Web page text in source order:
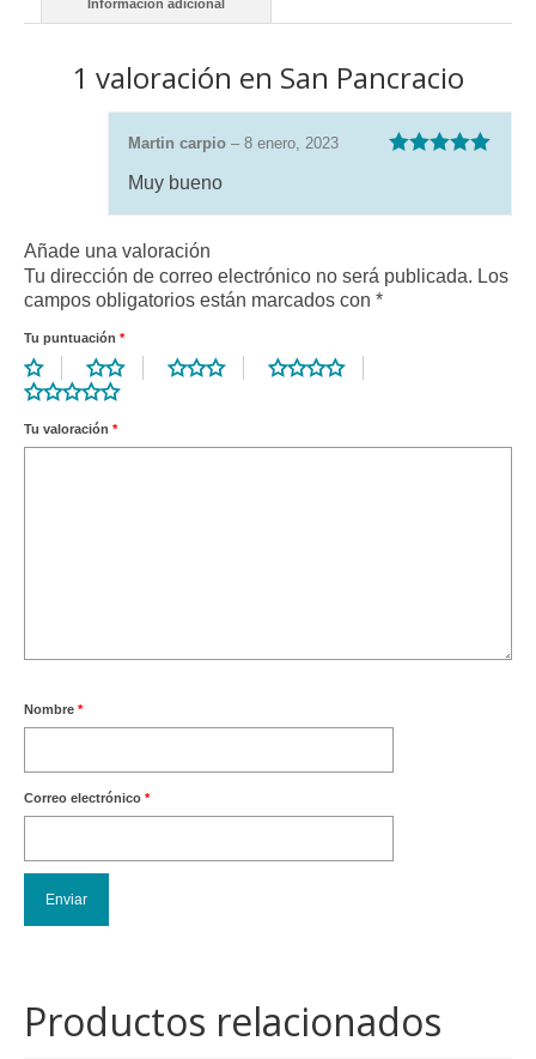
Información adicional
1 valoración en San Pancracio
Martin carpio – 8 enero, 2023
Muy bueno
Añade una valoración
Tu dirección de correo electrónico no será publicada. Los
campos obligatorios están marcados con *
Tu puntuación *
Tu valoración *
Nombre *
Correo electrónico *
Productos relacionados